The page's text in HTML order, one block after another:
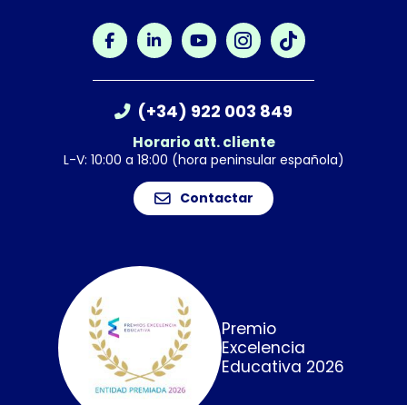
(+34) 922 003 849
Horario att. cliente
L-V: 10:00 a 18:00 (hora peninsular española)
Contactar
Premio
Excelencia
Educativa 2026